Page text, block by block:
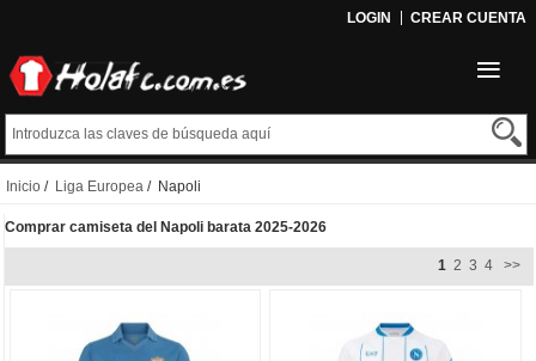
LOGIN CREAR CUENTA
Inicio / Liga Europea / Napoli
Comprar camiseta del Napoli barata 2025-2026
1 2 3 4 >>